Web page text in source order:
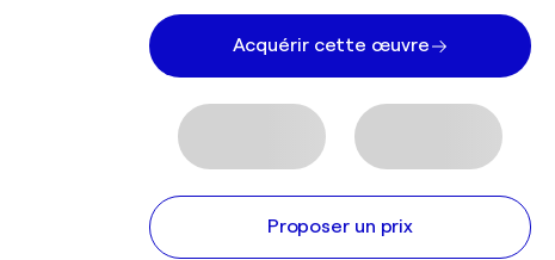
Acquérir cette œuvre
Proposer un prix